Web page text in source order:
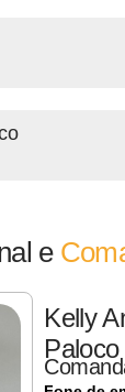
e
Kelly
Paloco